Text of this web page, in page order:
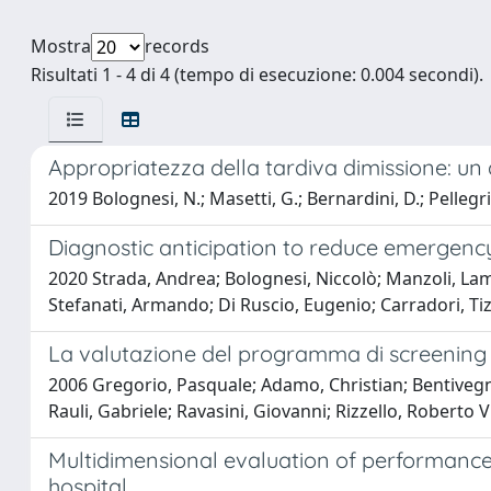
Mostra
records
Risultati 1 - 4 di 4 (tempo di esecuzione: 0.004 secondi).
Appropriatezza della tardiva dimissione:
2019 Bolognesi, N.; Masetti, G.; Bernardini, D.;
Diagnostic anticipation to reduce
2020 Strada, Andrea; Bolognesi, Niccolò; Manzoli,
Stefanati, Armando; Di Ruscio, Eugenio; Carradori,
La valutazione del programma di
2006 Gregorio, Pasquale; Adamo, Christian;
Rauli, Gabriele; Ravasini, Giovanni; Rizzello, Roberto
Multidimensional evaluation of